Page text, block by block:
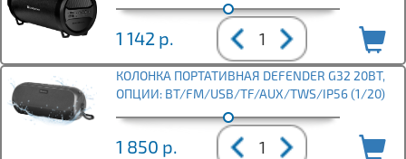
1 142 р.
КОЛОНКА ПОРТАТИВНАЯ DEFENDER G32 20ВТ,
ОПЦИИ: BT/FM/USB/TF/AUX/TWS/IP56 (1/20)
1 850 р.